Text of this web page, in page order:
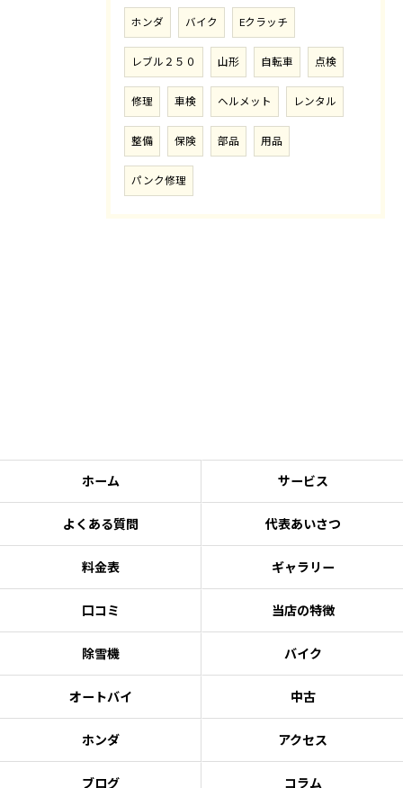
ホンダ バイク Eクラッチ
レブル２５０ 山形 自転車 点検
修理 車検 ヘルメット レンタル
整備 保険 部品 用品
パンク修理
ホーム サービス
よくある質問 代表あいさつ
料金表 ギャラリー
口コミ 当店の特徴
除雪機 バイク
オートバイ 中古
ホンダ アクセス
ブログ コラム